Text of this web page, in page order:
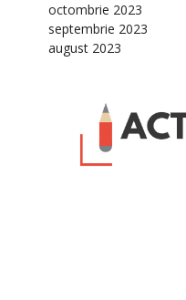
octombrie 2023
septembrie 2023
august 2023